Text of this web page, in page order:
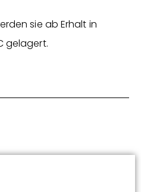
sie ab Erhalt in
gelagert.